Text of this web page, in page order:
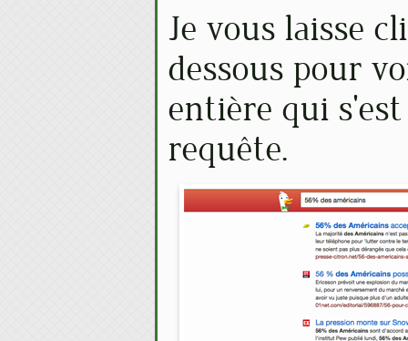
Je vous laisse
dessous pour
entière qui
requête.